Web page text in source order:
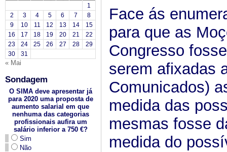
1
2
3 4 5 6 7
8
9
10 11 12 13 14
15
16
17 18 19 20 21
22
23
24 25 26 27 28
29
30
31
« Mai
Sondagem
O SIMA deve apresentar já
para 2020 uma proposta de
aumento salarial em que
nenhuma das categorias
profissionais aufira um
salário inferior a 750 €?
Sim
Não
Face ás
para que as
Congresso
serem afixadas
Comunicados)
medida das
mesmas fosse
medida do